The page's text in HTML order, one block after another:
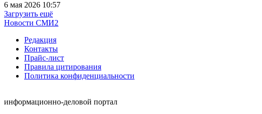
6 мая 2026 10:57
Загрузить ещё
Новости СМИ2
Редакция
Контакты
Прайс-лист
Правила цитирования
Политика конфиденциальности
информационно-деловой портал